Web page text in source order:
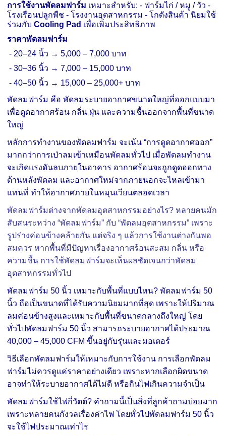
การใช้งานพัดลมฟาร์ม เหมาะสำหรับ:- ฟาร์มไก่ / หมู / วัว-
โรงเรือนปลูกพืช- โรงงานอุตสาหกรรม- โกดังสินค้า นิยมใช้
ร่วมกับCooling Pad เพื่อเพิ่มประสิทธิภาพ
ราคาพัดลมฟาร์ม
- 20–24 นิ้ว → 5,000 – 7,000 บาท
- 30–36 นิ้ว → 7,000 – 15,000 บาท
- 40–50 นิ้ว → 15,000 – 25,000+ บาท
พัดลมฟาร์ม คือ พัดลมระบายอากาศขนาดใหญ่ที่ออกแบบมา
เพื่อดูดอากาศร้อน กลิ่น ฝุ่น และความชื้นออกจากพื้นที่ขนาด
ใหญ่
หลักการทำงานของพัดลมฟาร์ม จะเน้น “การดูดอากาศออก”
มากกว่าการเป่าลมเข้าเหมือนพัดลมทั่วไป เมื่อพัดลมทำงาน
จะเกิดแรงดันลบภายในอาคาร อากาศร้อนจะถูกดูดออกทาง
ด้านหลังพัดลม และอากาศใหม่จากภายนอกจะไหลเข้ามา
แทนที่ ทำให้อากาศภายในหมุนเวียนตลอดเวลา
พัดลมฟาร์มต่างจากพัดลมอุตสาหกรรมอย่างไร? หลายคนมัก
สับสนระหว่าง “พัดลมฟาร์ม” กับ “พัดลมอุตสาหกรรม” เพราะ
รูปร่างค่อนข้างคล้ายกัน แต่จริง ๆ แล้วการใช้งานต่างกันพอ
สมควร หากพื้นที่มีปัญหาเรื่องอากาศร้อนสะสม กลิ่น หรือ
ความชื้น การใช้พัดลมฟาร์มจะเห็นผลชัดเจนกว่าพัดลม
อุตสาหกรรมทั่วไป
พัดลมฟาร์ม 50 นิ้ว เหมาะกับพื้นที่แบบไหน? พัดลมฟาร์ม 50
นิ้ว ถือเป็นขนาดที่ได้รับความนิยมมากที่สุด เพราะให้ปริมาณ
ลมค่อนข้างสูงและเหมาะกับพื้นที่ขนาดกลางถึงใหญ่ โดย
ทั่วไปพัดลมฟาร์ม 50 นิ้ว สามารถระบายอากาศได้ประมาณ
40,000 – 45,000 CFM ขึ้นอยู่กับรุ่นและมอเตอร์
วิธีเลือกพัดลมฟาร์มให้เหมาะกับการใช้งาน การเลือกพัดลม
ฟาร์มไม่ควรดูแค่ราคาอย่างเดียว เพราะหากเลือกผิดขนาด
อาจทำให้ระบายอากาศได้ไม่ดี หรือกินไฟเกินความจำเป็น
พัดลมฟาร์มใช้ไฟกี่วัตต์? คำถามนี้เป็นสิ่งที่ลูกค้าถามบ่อยมาก
เพราะหลายคนกังวลเรื่องค่าไฟ โดยทั่วไปพัดลมฟาร์ม 50 นิ้ว
จะใช้ไฟประมาณเท่าไร